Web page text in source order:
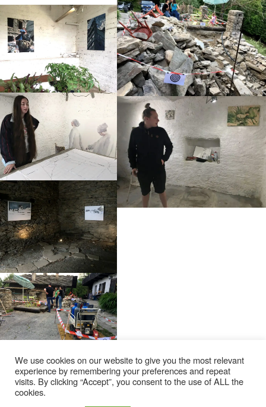
We use cookies on our website to give you the most relevant
experience by remembering your preferences and repeat
visits. By clicking “Accept”, you consent to the use of ALL the
cookies.